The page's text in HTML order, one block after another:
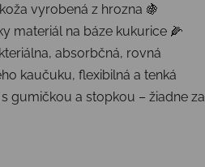
vyrobená z hrozna 🍇
materiál na báze kukurice 🌽
absorbčná, rovná
kaučuku, flexibilná a tenká
gumičkou a stopkou – žiadne